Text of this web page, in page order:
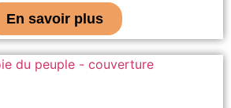
En savoir plus